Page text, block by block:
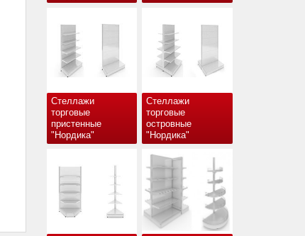
Стеллажи
торговые
пристенные
"Нордика"
Стеллажи
торговые
островные
"Нордика"